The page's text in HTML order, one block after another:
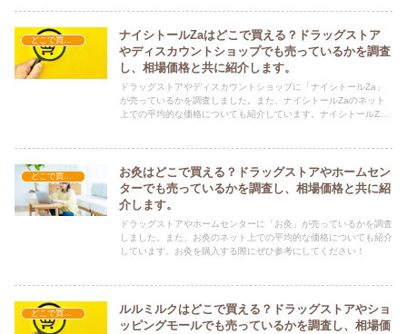
ナイシトールZaはどこで買える？ドラッグストア
やディスカウントショップでも売っているかを調査
し、相場価格と共に紹介します。
ドラッグストアやディスカウントショップに「ナイシトールZa」
が売っているかを調査しました。また、ナイシトールZaのネット
上での平均的な価格についても紹介しています。ナイシトールZa
どこで買える？-その他
お灸はどこで買える？ドラッグストアやホームセン
ターでも売っているかを調査し、相場価格と共に紹
介します。
ドラッグストアやホームセンターに「お灸」が売っているかを調査
しました。また、お灸のネット上での平均的な価格についても紹介
しています。お灸を購入する際にぜひ参考にしてください！
どこで買える？-その他
ルルミルクはどこで買える？ドラッグストアやショ
ッピングモールでも売っているかを調査し、相場価